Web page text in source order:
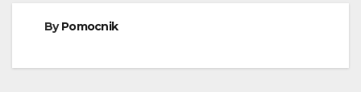
ByPomocnik